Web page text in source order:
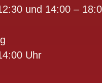
und 14:00 –
Uhr